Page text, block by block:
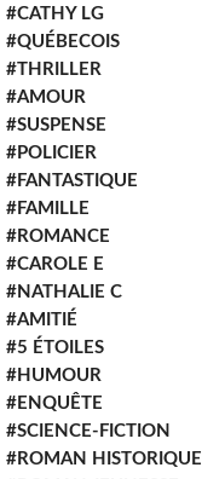
#CATHY LG
#QUÉBECOIS
#THRILLER
#AMOUR
#SUSPENSE
#POLICIER
#FANTASTIQUE
#FAMILLE
#ROMANCE
#CAROLE E
#NATHALIE C
#AMITIÉ
#5 ÉTOILES
#HUMOUR
#ENQUÊTE
#SCIENCE-FICTION
#ROMAN HISTORIQUE